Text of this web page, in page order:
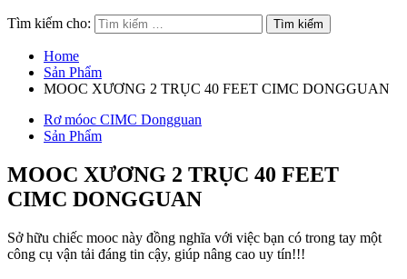
Tìm kiếm cho:
Home
Sản Phẩm
MOOC XƯƠNG 2 TRỤC 40 FEET CIMC DONGGUAN
Rơ móoc CIMC Dongguan
Sản Phẩm
MOOC XƯƠNG 2 TRỤC 40 FEET
CIMC DONGGUAN
Sở hữu chiếc mooc này đồng nghĩa với việc bạn có trong tay một
công cụ vận tải đáng tin cậy, giúp nâng cao uy tín!!!